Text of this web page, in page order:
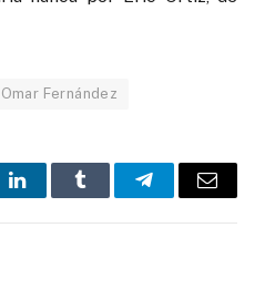
Omar Fernández
LinkedInTumblr TelegramaCorreo